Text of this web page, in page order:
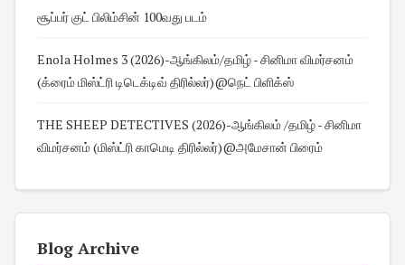
சூப்பர் குட் பிலிம்சின் 100வது படம்
Enola Holmes 3 (2026)-ஆங்கிலம்/தமிழ் - சினிமா விமர்சனம்
(க்ரைம் மிஸ்ட்ரி டிடெக்டிவ் திரில்லர்)@நெட் பிளிக்ஸ்
THE SHEEP DETECTIVES (2026)-ஆங்கிலம் /தமிழ் - சினிமா
விமர்சனம் (மிஸ்ட்ரி காமெடி திரில்லர்)@அமேசான் பிரைம்
Blog Archive